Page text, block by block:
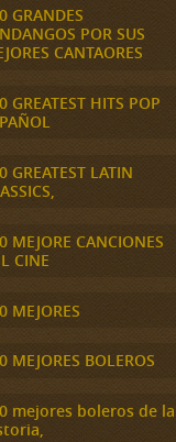
GRANDES
POR SUS
CANTAORES
GREATEST HITS POP
GREATEST LATIN
MEJORE CANCIONES
CINE
MEJORES
MEJORES BOLEROS
mejores boleros de la